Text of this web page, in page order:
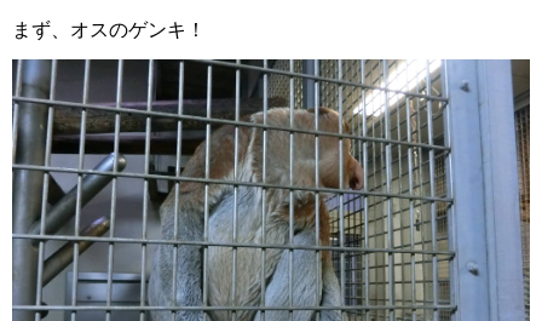
まず、オスのゲンキ！